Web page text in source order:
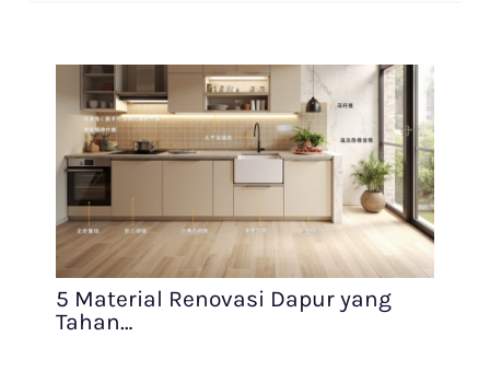
5 Material Renovasi Dapur yang
Tahan…